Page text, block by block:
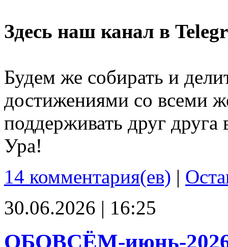
Здесь наш канал в
Будем же собирать и
достижениями со всеми
поддерживать друг
Ура!
14 комментария(ев) |
30.06.2026 | 16:25
ОБОВСЁМ-июнь-